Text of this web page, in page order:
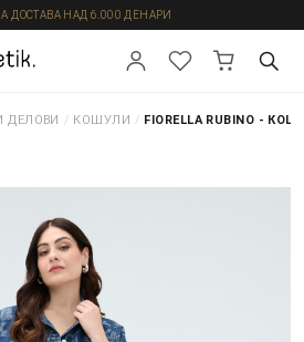
ДОСТАВА НАД 6.000 ДЕНАРИ
ДЕЛОВИ / КОШУЛИ / FIORELLA RUBINO -